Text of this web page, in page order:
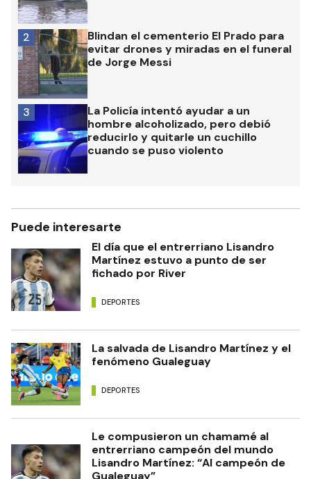
Blindan el cementerio El Prado para
evitar drones y miradas en el funeral
de Jorge Messi
2
La Policía intentó ayudar a un
hombre alcoholizado, pero debió
reducirlo y quitarle un cuchillo
cuando se puso violento
3
Puede interesarte
El día que el entrerriano Lisandro
Martínez estuvo a punto de ser
fichado por River
DEPORTES
La salvada de Lisandro Martínez y el
fenómeno Gualeguay
DEPORTES
Le compusieron un chamamé al
entrerriano campeón del mundo
Lisandro Martínez: “Al campeón de